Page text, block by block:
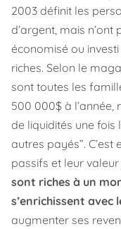
2003 définit les
d’argent, mais
économisé ou
riches. Selon le
sont toutes les
500 000$ à
de liquidités une fois
autres payés”.
passifs et leur
sont riches à un
s’enrichissent avec
augmenter ses